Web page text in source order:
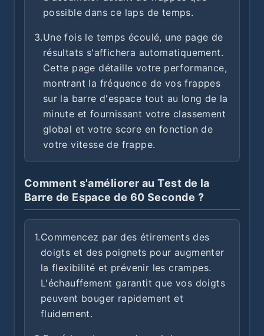
possible dans ce laps de temps.
3.Une fois le temps écoulé, une page de
résultats s'affichera automatiquement.
Cette page détaille votre performance,
montrant la fréquence de vos frappes
sur la barre d'espace tout au long de la
minute et fournissant votre classement
global et votre score en fonction de
votre vitesse de frappe.
Comment s'améliorer au Test de la
Barre de Espace de 60 Seconde ?
1.Commencez par des étirements des
doigts et des poignets pour augmenter
la flexibilité et prévenir les crampes.
L'échauffement garantit que vos doigts
peuvent bouger rapidement et
fluidement.